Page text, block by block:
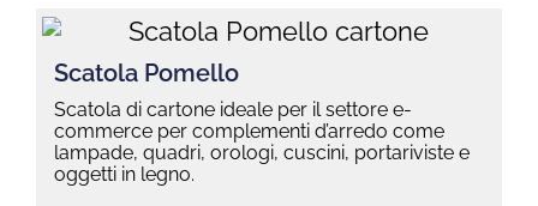
Scatola Pomello
Scatola di cartone ideale per il settore e-
commerce per complementi d’arredo come
lampade, quadri, orologi, cuscini, portariviste e
oggetti in legno.